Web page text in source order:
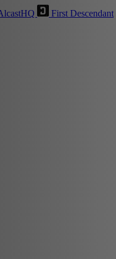
First Descendant